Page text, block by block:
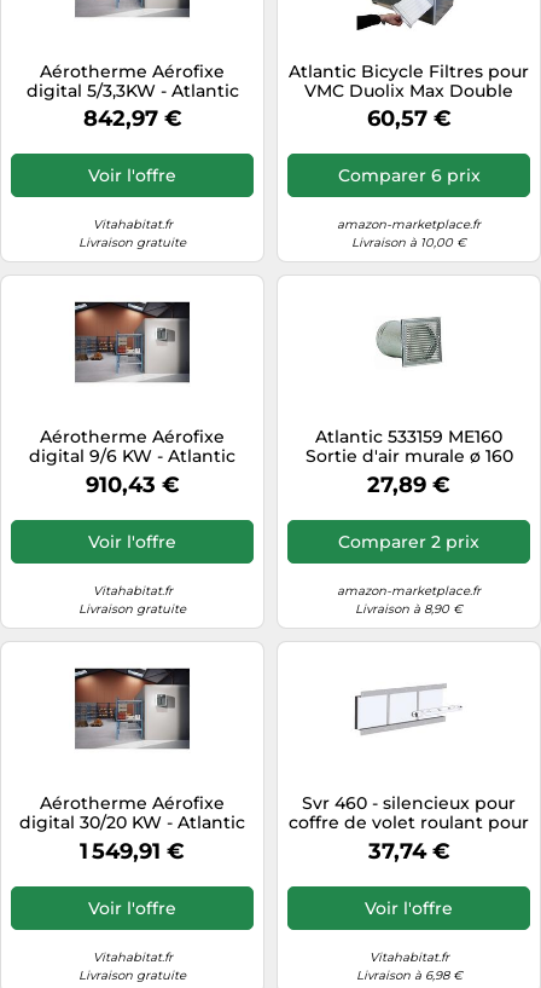
Aérotherme Aérofixe
digital 5/3,3KW - Atlantic
612506
842,97 €
Voir l'offre
Vitahabitat.fr
Livraison gratuite
Atlantic Bicycle Filtres pour
VMC Duolix Max Double
Flux – lot de 3
60,57 €
Comparer 6 prix
amazon-marketplace.fr
Livraison à 10,00 €
Aérotherme Aérofixe
digital 9/6 KW - Atlantic
612507
910,43 €
Voir l'offre
Vitahabitat.fr
Livraison gratuite
Atlantic 533159 ME160
Sortie d'air murale ø 160
mm
27,89 €
Comparer 2 prix
amazon-marketplace.fr
Livraison à 8,90 €
Aérotherme Aérofixe
digital 30/20 KW - Atlantic
612511
1 549,91 €
Voir l'offre
Vitahabitat.fr
Livraison gratuite
Svr 460 - silencieux pour
coffre de volet roulant pour
entrée d'air - ATLANTIC
422445
37,74 €
Voir l'offre
Vitahabitat.fr
Livraison à 6,98 €